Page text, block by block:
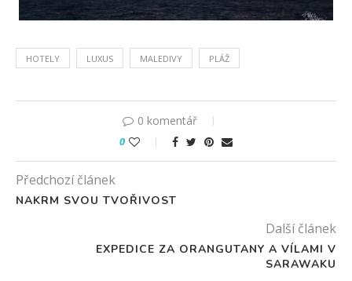
HOTELY LUXUS MALEDIVY PLÁŽ
0 komentář
0
Předchozí článek
NAKRM SVOU TVOŘIVOST
Další článek
EXPEDICE ZA ORANGUTANY A VÍLAMI V
SARAWAKU